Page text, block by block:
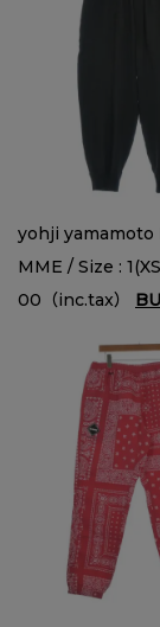
yohji yamamoto
MME / Size :
00（inc.tax）